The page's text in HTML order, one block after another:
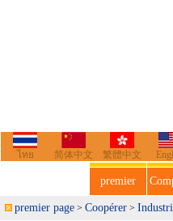
ไทย 简体中文 繁體中文
premier
premier page > Coopérer >